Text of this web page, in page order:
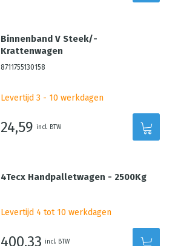
Binnenband V Steek/-
Krattenwagen
8711755130158
Levertijd 3 - 10 werkdagen
24,59 incl. BTW
4Tecx Handpalletwagen - 2500Kg
Levertijd 4 tot 10 werkdagen
400,33 incl. BTW